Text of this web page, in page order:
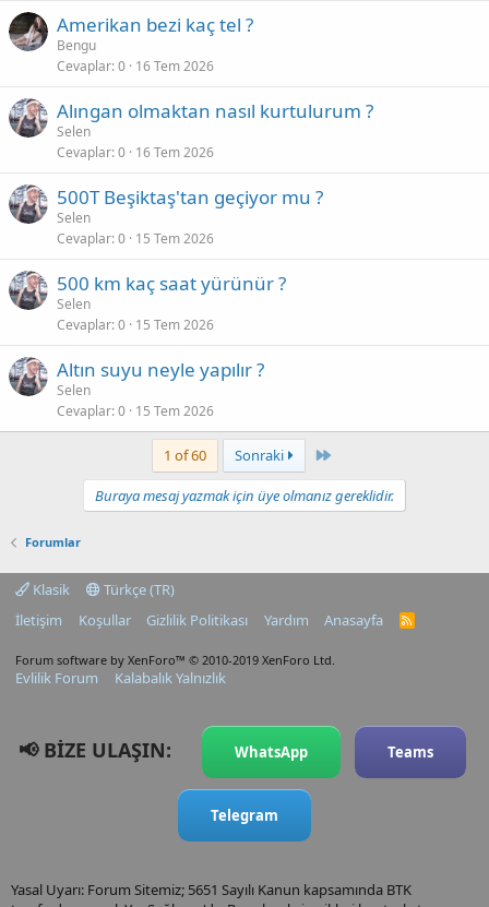
Amerikan bezi kaç tel ?
Bengu
Cevaplar 0 16 Tem 2026
Alıngan olmaktan nasıl kurtulurum ?
Selen
Cevaplar 0 16 Tem 2026
500T Beşiktaş'tan geçiyor mu ?
Selen
Cevaplar 0 15 Tem 2026
500 km kaç saat yürünür ?
Selen
Cevaplar 0 15 Tem 2026
Altın suyu neyle yapılır ?
Selen
Cevaplar 0 15 Tem 2026
1 of 60 Sonraki Last
Buraya mesaj yazmak için üye olmanız gereklidir.
Forumlar
Klasik
Türkçe (TR)
İletişim
Koşullar Gizlilik Politikası Yardım Anasayfa
R
Forum software by XenForo™ © 2010-2019 XenForo Ltd.
Evlilik Forum Kalabalık Yalnızlık
📢 BİZE ULAŞIN: WhatsApp Teams
Telegram
Yasal Uyarı: Forum Sitemiz; 5651 Sayılı Kanun kapsamında BTK